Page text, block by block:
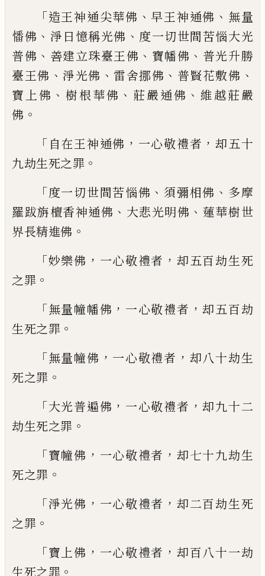
「造王神通尖華佛 、早王神通佛 、 無量
憣佛 、 淨日憶稱光佛 、 度一切世間苦惱大光
普佛 、 善建立珠臺王佛 、 寶幡佛 、 普光升勝
臺王佛 、淨光佛 、雷舍挪佛 、 普賢花敷佛 、
寶上佛 、樹根華佛 、 莊嚴通佛 、維越莊嚴
佛 。
「 自在王神通佛 ， 一心敬禮者 ，却五十
九劫生死之罪 。
「度一切世間苦惱佛 、 須彌相佛 、 多摩
羅跋旃檀香神通佛 、 大悲光明佛 、 蓮華樹世
界長精進佛 。
「妙樂佛 ， 一心敬禮者 ， 却五百劫生死
之罪 。
「無量幢幡佛 ， 一心敬禮者 ，却五百劫
生死之罪 。
「無量幢佛 ， 一心敬禮者 ， 却八十劫生
死之罪 。
「大光普遍佛 ， 一心敬禮者 ，却九十二
劫生死之罪 。
「寶幢佛 ， 一心敬禮者 ， 却七十九劫生
死之罪 。
「淨光佛 ， 一心敬禮者 ， 却二百劫生死
之罪 。
「寶上佛 ， 一心敬禮者 ， 却百八十一劫
生死之罪 。